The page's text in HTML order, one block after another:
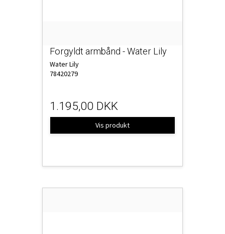
Forgyldt armbånd - Water Lily
Water Lily
78420279
1.195,00 DKK
Vis produkt